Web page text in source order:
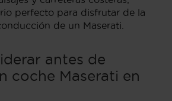
perfecto para disfrutar de la
de un Maserati.
antes de
coche Maserati en